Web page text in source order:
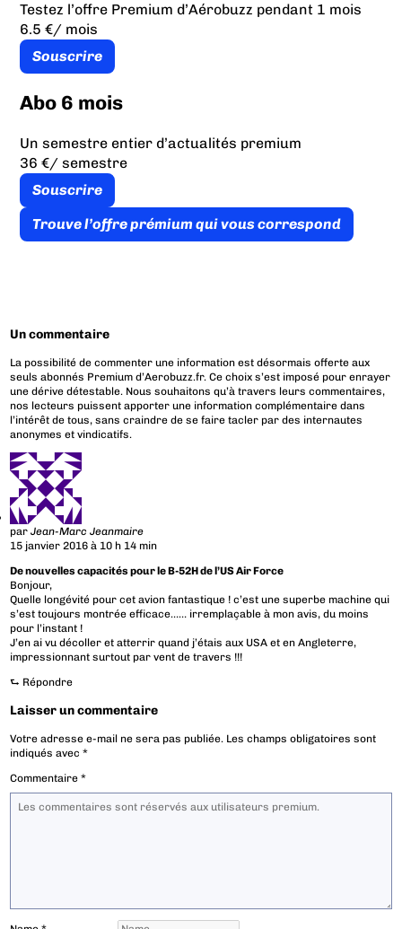
Testez l’offre Premium d’Aérobuzz pendant 1 mois
6.5 €/ mois
Souscrire
Abo 6 mois
Un semestre entier d’actualités premium
36 €/ semestre
Souscrire
Trouve l’offre prémium qui vous correspond
Un commentaire
La possibilité de commenter une information est désormais offerte aux
seuls abonnés Premium d’Aerobuzz.fr. Ce choix s’est imposé pour enrayer
une dérive détestable. Nous souhaitons qu’à travers leurs commentaires,
nos lecteurs puissent apporter une information complémentaire dans
l’intérêt de tous, sans craindre de se faire tacler par des internautes
anonymes et vindicatifs.
parJean-Marc Jeanmaire
15 janvier 2016 à 10 h 14 min
De nouvelles capacités pour le B-52H de l’US Air Force
Bonjour,
Quelle longévité pour cet avion fantastique ! c’est une superbe machine qui
s’est toujours montrée efficace…… irremplaçable à mon avis, du moins
pour l’instant !
J’en ai vu décoller et atterrir quand j’étais aux USA et en Angleterre,
impressionnant surtout par vent de travers !!!
⮑ Répondre
Laisser un commentaire
Votre adresse e-mail ne sera pas publiée. Les champs obligatoires sont
indiqués avec*
Commentaire*